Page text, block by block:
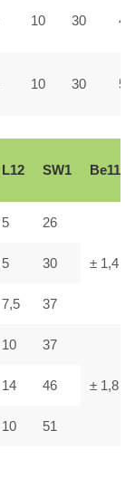
10 30 45
10 30 55
L12 SW1 Вe11
5 26
± 1,4
5 30
7,5 37
10 37
± 1,8
14 46
10 51